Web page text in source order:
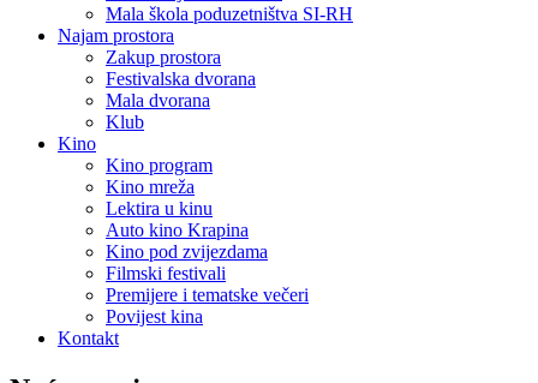
Mala škola poduzetništva SI-RH
Najam prostora
Zakup prostora
Festivalska dvorana
Mala dvorana
Klub
Kino
Kino program
Kino mreža
Lektira u kinu
Auto kino Krapina
Kino pod zvijezdama
Filmski festivali
Premijere i tematske večeri
Povijest kina
Kontakt